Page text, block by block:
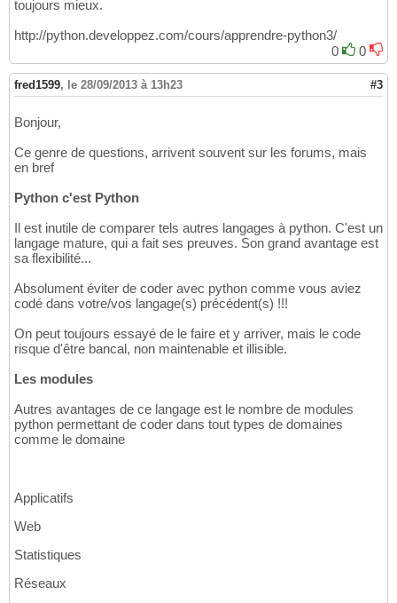
toujours mieux.
http://python.developpez.com/cours/apprendre-python3/
0
0
fred1599, le 28/09/2013 à 13h23 #3
Bonjour,
Ce genre de questions, arrivent souvent sur les forums, mais
en bref
Python c'est Python
Il est inutile de comparer tels autres langages à python. C'est un
langage mature, qui a fait ses preuves. Son grand avantage est
sa flexibilité...
Absolument éviter de coder avec python comme vous aviez
codé dans votre/vos langage(s) précédent(s) !!!
On peut toujours essayé de le faire et y arriver, mais le code
risque d'être bancal, non maintenable et illisible.
Les modules
Autres avantages de ce langage est le nombre de modules
python permettant de coder dans tout types de domaines
comme le domaine
Applicatifs
Web
Statistiques
Réseaux